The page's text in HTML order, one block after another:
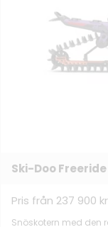
Ski-Doo Freeride
Pris från 237 900 kr
Snöskotern med den